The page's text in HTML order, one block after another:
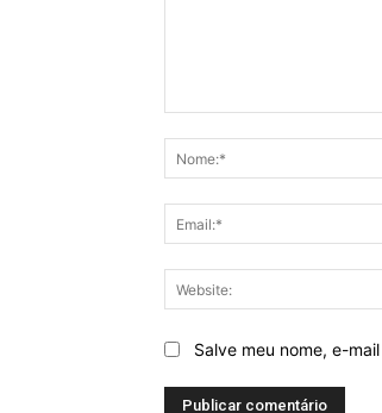
Salve meu nome, e-